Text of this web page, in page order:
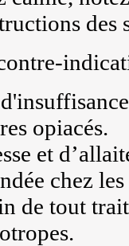
des
opiacés.
et
chez
de tout